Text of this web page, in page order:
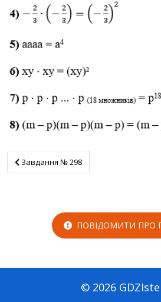
Завдання № 298
Завдання № 298
ПОВІДОМИТИ ПРО
© 2026